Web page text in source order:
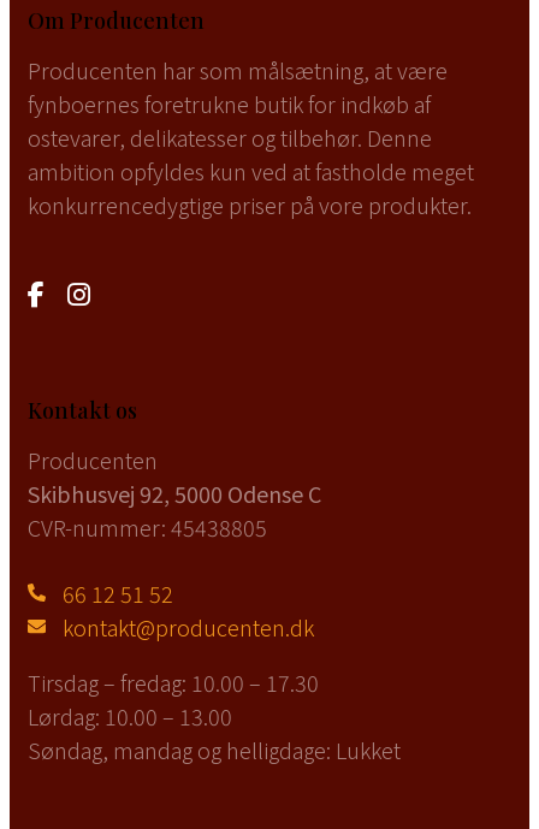
Om Producenten
Producenten har som målsætning, at være
fynboernes foretrukne butik for indkøb af
ostevarer, delikatesser og tilbehør. Denne
ambition opfyldes kun ved at fastholde meget
konkurrencedygtige priser på vore produkter.
Kontakt os
Producenten
Skibhusvej 92, 5000 Odense C
CVR-nummer: 45438805
66 12 51 52
kontakt@producenten.dk
Tirsdag – fredag: ​10.00 – 17.30
Lørdag: 10.00 – 13.00
Søndag, mandag og helligdage: Lukket